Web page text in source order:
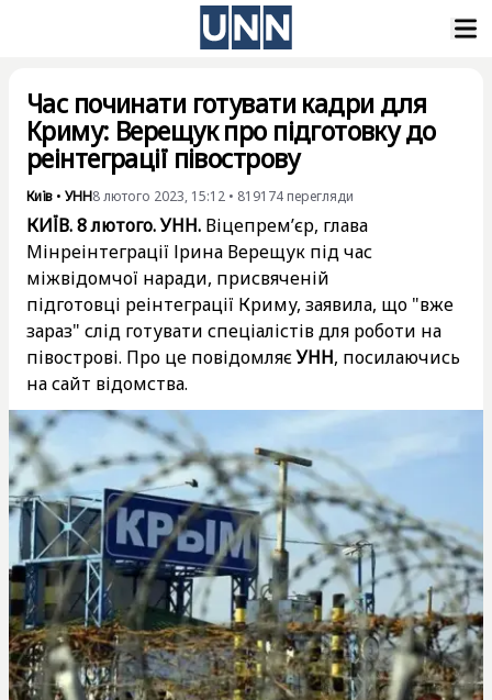
Час починати готувати кадри для
Криму: Верещук про підготовку до
реінтеграції півострову
Київ • УНН8 лютого 2023, 15:12 • 819174 перегляди
КИЇВ. 8 лютого. УНН. Віцепрем’єр, глава
Мінреінтеграції Ірина Верещук під час
міжвідомчої наради, присвяченій
підготовці реінтеграції Криму, заявила, що "вже
зараз" слід готувати спеціалістів для роботи на
півострові. Про це повідомляєУНН, посилаючись
на сайт відомства.